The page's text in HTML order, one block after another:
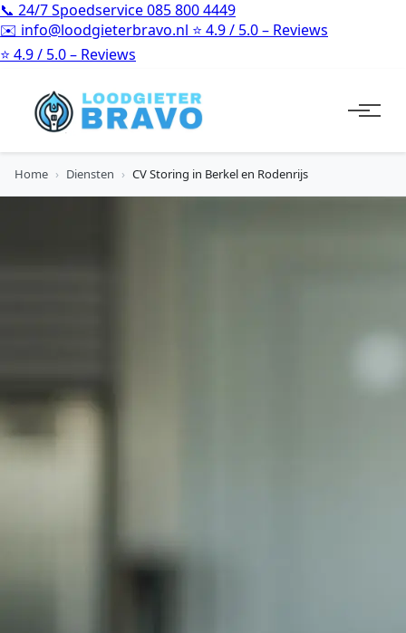
📞 24/7 Spoedservice085 800 4449
✉️ info@loodgieterbravo.nl ⭐ 4.9 / 5.0 – Reviews
⭐ 4.9 / 5.0 – Reviews
Home › Diensten › CV Storing in Berkel en Rodenrijs